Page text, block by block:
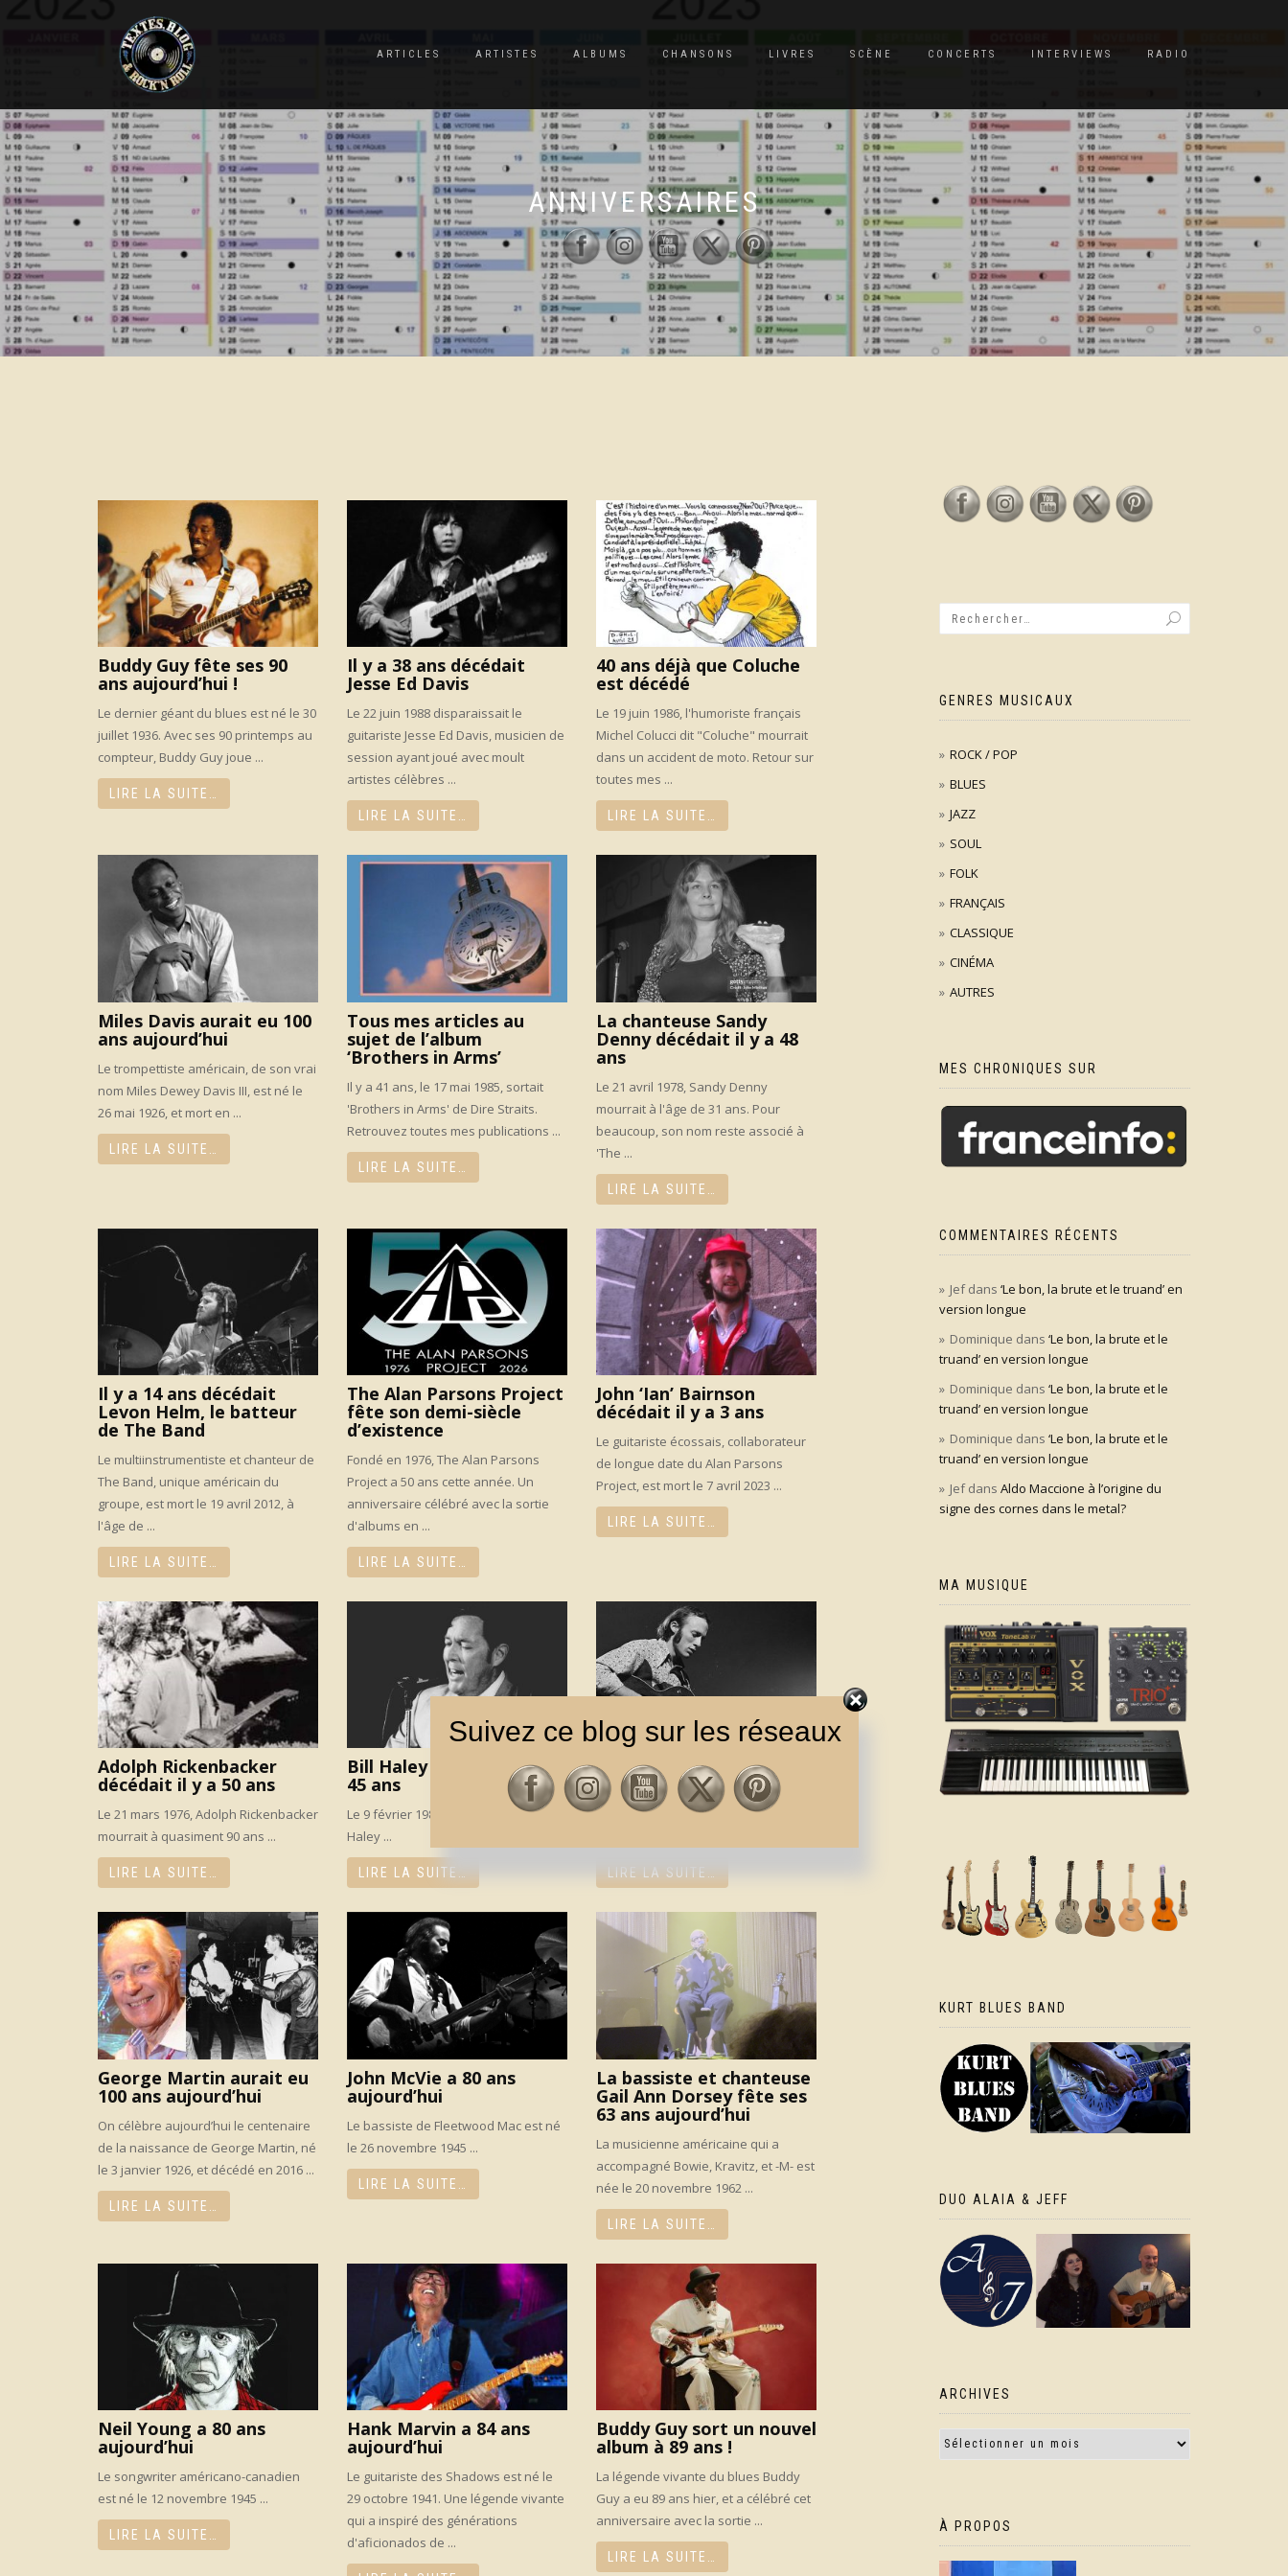
ARTICLES ARTISTES ALBUMS CHANSONS LIVRES SCÈNE CONCERTS INTERVIEWS RADIO
ANNIVERSAIRES
Buddy Guy fête ses 90
ans aujourd’hui !
Le dernier géant du blues est né le 30
juillet 1936. Avec ses 90 printemps au
compteur, Buddy Guy joue ...
LIRE LA SUITE…
Il y a 38 ans décédait
Jesse Ed Davis
Le 22 juin 1988 disparaissait le
guitariste Jesse Ed Davis, musicien de
session ayant joué avec moult
artistes célèbres ...
LIRE LA SUITE…
40 ans déjà que Coluche
est décédé
Le 19 juin 1986, l'humoriste français
Michel Colucci dit "Coluche" mourrait
dans un accident de moto. Retour sur
toutes mes ...
LIRE LA SUITE…
Miles Davis aurait eu 100
ans aujourd’hui
Le trompettiste américain, de son vrai
nom Miles Dewey Davis III, est né le
26 mai 1926, et mort en ...
LIRE LA SUITE…
Tous mes articles au
sujet de l’album
‘Brothers in Arms’
Il y a 41 ans, le 17 mai 1985, sortait
'Brothers in Arms' de Dire Straits.
Retrouvez toutes mes publications ...
LIRE LA SUITE…
La chanteuse Sandy
Denny décédait il y a 48
ans
Le 21 avril 1978, Sandy Denny
mourrait à l'âge de 31 ans. Pour
beaucoup, son nom reste associé à
'The ...
LIRE LA SUITE…
Il y a 14 ans décédait
Levon Helm, le batteur
de The Band
Le multiinstrumentiste et chanteur de
The Band, unique américain du
groupe, est mort le 19 avril 2012, à
l'âge de ...
LIRE LA SUITE…
The Alan Parsons Project
fête son demi-siècle
d’existence
Fondé en 1976, The Alan Parsons
Project a 50 ans cette année. Un
anniversaire célébré avec la sortie
d'albums en ...
LIRE LA SUITE…
John ‘Ian’ Bairnson
décédait il y a 3 ans
Le guitariste écossais, collaborateur
de longue date du Alan Parsons
Project, est mort le 7 avril 2023 ...
LIRE LA SUITE…
Adolph Rickenbacker
décédait il y a 50 ans
Le 21 mars 1976, Adolph Rickenbacker
mourrait à quasiment 90 ans ...
LIRE LA SUITE…
Bill Haley décédait il y a
45 ans
Le 9 février 1981, disparaissait Bill
Haley ...
LIRE LA SUITE…
Stephen Stills a 81 ans
aujourd’hui
Le chanteur-guitariste-auteur-
LIRE LA SUITE…
George Martin aurait eu
100 ans aujourd’hui
On célèbre aujourd’hui le centenaire
de la naissance de George Martin, né
le 3 janvier 1926, et décédé en 2016 ...
LIRE LA SUITE…
John McVie a 80 ans
aujourd’hui
Le bassiste de Fleetwood Mac est né
le 26 novembre 1945 ...
LIRE LA SUITE…
La bassiste et chanteuse
Gail Ann Dorsey fête ses
63 ans aujourd’hui
La musicienne américaine qui a
accompagné Bowie, Kravitz, et -M- est
née le 20 novembre 1962 ...
LIRE LA SUITE…
Neil Young a 80 ans
aujourd’hui
Le songwriter américano-canadien
est né le 12 novembre 1945 ...
LIRE LA SUITE…
Hank Marvin a 84 ans
aujourd’hui
Le guitariste des Shadows est né le
29 octobre 1941. Une légende vivante
qui a inspiré des générations
d'aficionados de ...
Buddy Guy sort un nouvel
album à 89 ans !
La légende vivante du blues Buddy
Guy a eu 89 ans hier, et a célébré cet
anniversaire avec la sortie ...
LIRE LA SUITE…
GENRES MUSICAUX
ROCK / POP
BLUES
JAZZ
SOUL
FOLK
FRANÇAIS
CLASSIQUE
CINÉMA
AUTRES
MES CHRONIQUES SUR
COMMENTAIRES RÉCENTS
Jefdans ‘Le bon, la brute et le truand’ en
version longue
Dominique dans ‘Le bon, la brute et le
truand’ en version longue
Dominique dans ‘Le bon, la brute et le
truand’ en version longue
Dominique dans ‘Le bon, la brute et le
truand’ en version longue
Jefdans Aldo Maccione à l’origine du
signe des cornes dans le metal?
MA MUSIQUE
KURT BLUES BAND
DUO ALAIA & JEFF
ARCHIVES
À PROPOS
Suivez ce blog sur les réseaux